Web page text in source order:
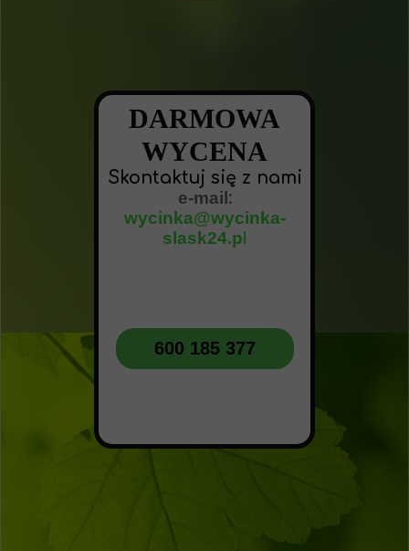
600 185 377
DARMOWA
WYCENA
Skontaktuj się z nami
e-mail :
wycinka@wycinka-
slask24.p